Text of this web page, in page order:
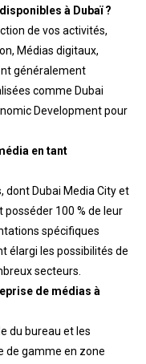
à Dubaï ?
de vos activités,
Médias digitaux,
généralement
comme Dubai
Development pour
en tant
dont Dubai Media City et
posséder 100 % de leur
spécifiques
élargi les possibilités de
secteurs.
de médias à
du bureau et les
de gamme en zone